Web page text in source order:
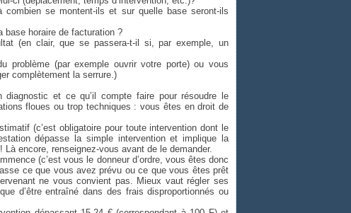
se montent-ils et sur quelle base seront-ils
base horaire de facturation ?
(en clair, que se passera-t-il si, par exemple, un
problème (par exemple ouvrir votre porte) ou vous
complètement la serrure.)
et ce qu’il compte faire pour résoudre le
floues ou trop techniques : vous êtes en droit de
(c’est obligatoire pour toute intervention dont le
dépasse la simple intervention et implique la
encore, renseignez-vous avant de le demander.
(c’est vous le donneur d’ordre, vous êtes donc
ce que vous avez prévu ou ce que vous êtes prêt
ne vous convient pas. Mieux vaut régler ses
d’être entraîné dans des frais disproportionnés ou